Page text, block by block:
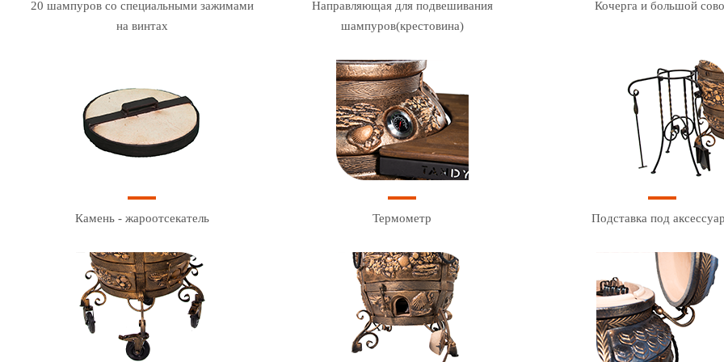
20 шампуров со специальными зажимами
на винтах
Направляющая для подвешивания
шампуров(крестовина)
Кочерга и большой
Камень - жароотсекатель Термометр Подставка под